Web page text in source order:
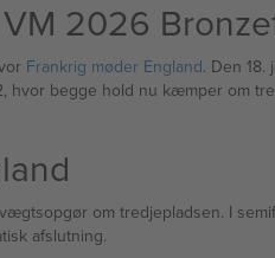
2026
Frankrig møder England. Den
hvor begge hold nu kæmper om
om tredjepladsen. I
afslutning.